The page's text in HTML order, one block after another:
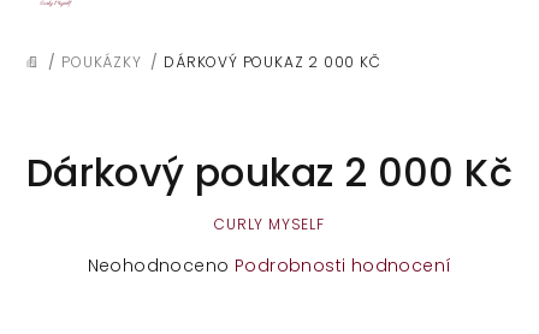
DOMŮ
/ POUKÁZKY / DÁRKOVÝ POUKAZ 2 000 KČ
Dárkový poukaz 2 000 Kč
CURLY MYSELF
Průměrné
Neohodnoceno Podrobnosti hodnocení